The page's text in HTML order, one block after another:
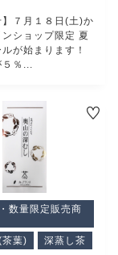
】７月１８日(土)か
ンショップ限定 夏
が始まります！
％...
数量限定販売商
茶葉)
深蒸し茶